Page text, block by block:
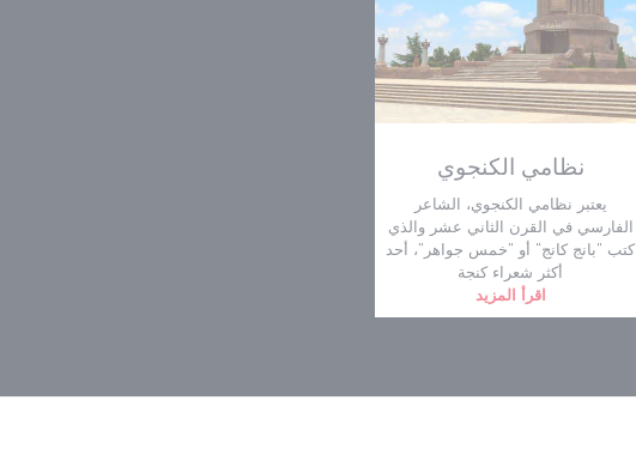
نظامي الكنجوي
يعتبر نظامي الكنجوي، الشاعر
الفارسي في القرن الثاني عشر والذي
كتب "بانج كانج" أو "خمس جواهر"، أحد
أكثر شعراء كنجة
اقرأ المزيد